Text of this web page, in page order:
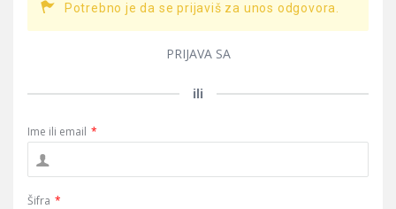
Potrebno je da se prijaviš za unos odgovora.
PRIJAVA SA
ili
Ime ili email *
Šifra *